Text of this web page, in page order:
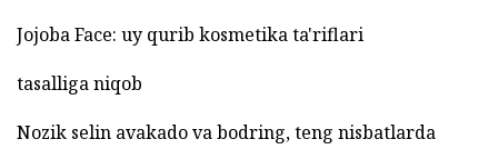
Jojoba Face: uy qurib kosmetika ta'riflari
tasalliga niqob
Nozik selin avakado va bodring, teng nisbatlarda